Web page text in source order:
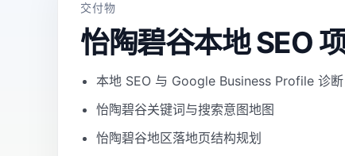
交付物
怡陶碧谷本地 SEO
本地 SEO 与 Google Business Profile 诊断
怡陶碧谷关键词与搜索意图地图
怡陶碧谷地区落地页结构规划